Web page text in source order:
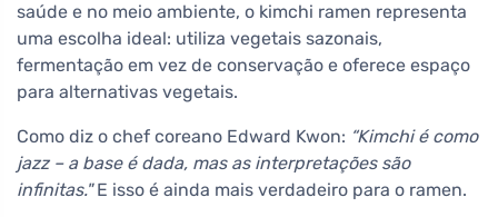
saúde e no meio ambiente, o kimchi ramen representa
uma escolha ideal: utiliza vegetais sazonais,
fermentação em vez de conservação e oferece espaço
para alternativas vegetais.
Como diz o chef coreano Edward Kwon: “Kimchi é como
jazz – a base é dada, mas as interpretações são
infinitas."E isso é ainda mais verdadeiro para o ramen.